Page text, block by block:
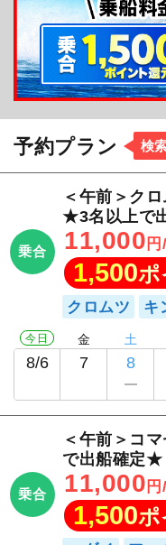
迎！レンタルも完
はない方もお気軽
予約プラン 検
乗合
＜午前＞ク
★3名以上で
11,000 円
1,500ポ
クロムツ キ
今日
8/6
金
7
土
8
乗合
＜午前＞コ
で出船確定★
11,000 円
1,500ポ